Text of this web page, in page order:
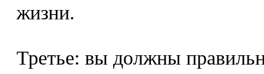
жизни.
Третье: вы должны